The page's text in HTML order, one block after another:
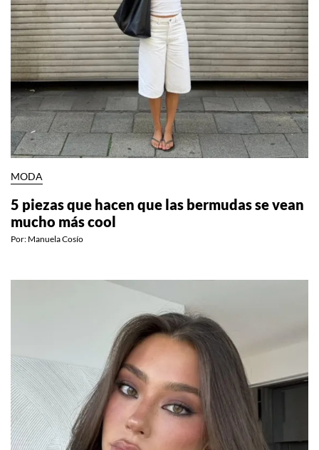
MODA
5 piezas que hacen que las bermudas se vean
mucho más cool
Por: Manuela Cosío